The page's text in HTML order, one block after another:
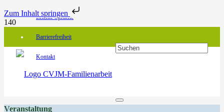
Zum Inhalt springen
Leichte Sprache
Barrierefreiheit
Kontakt
Veranstaltung